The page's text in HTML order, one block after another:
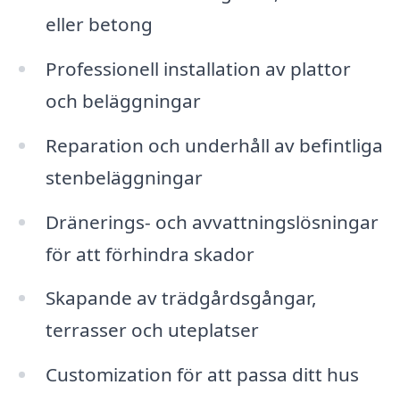
eller betong
Professionell installation av plattor
och beläggningar
Reparation och underhåll av befintliga
stenbeläggningar
Dränerings- och avvattningslösningar
för att förhindra skador
Skapande av trädgårdsgångar,
terrasser och uteplatser
Customization för att passa ditt hus